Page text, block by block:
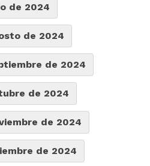
de 2024
de 2024
de 2024
de 2024
de 2024
de 2024